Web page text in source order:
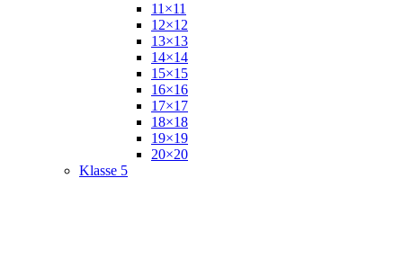
11×11
12×12
13×13
14×14
15×15
16×16
17×17
18×18
19×19
20×20
Klasse 5